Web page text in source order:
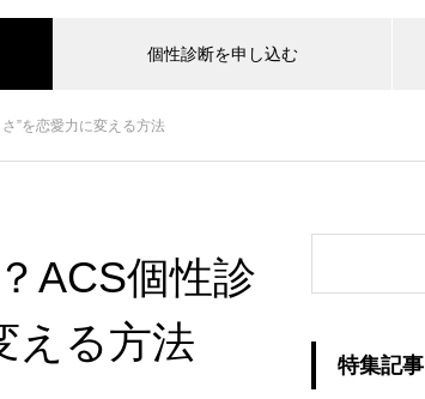
個性診断を申し込む
”を恋愛力に変える方法
ACS個性診
える方法
特集記事